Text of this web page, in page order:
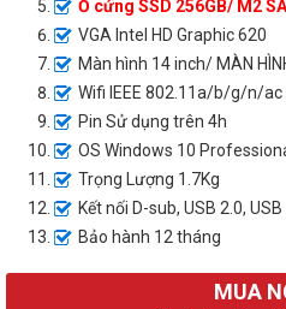
Ổ cứng SSD 256GB/ M2
VGA Intel HD Graphic 620
Màn hình 14 inch/ MÀN
Wifi IEEE 802.11a/b/g/n/
Pin Sử dụng trên 4h
OS Windows 10
Trọng Lượng 1.7Kg
Kết nối D-sub, USB 2.0, USB
Bảo hành 12 tháng
MUA